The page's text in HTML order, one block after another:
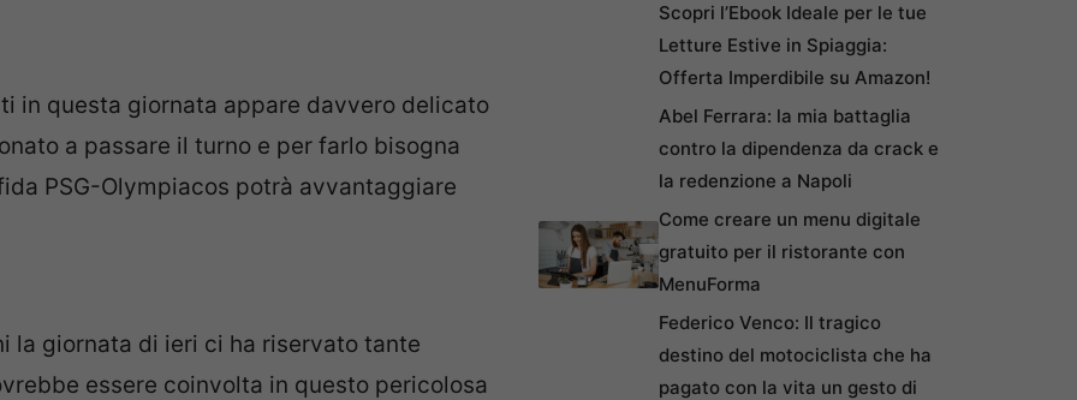
in questa giornata appare davvero delicato
a passare il turno e per farlo bisogna
PSG-Olympiacos potrà avvantaggiare
la giornata di ieri ci ha riservato tante
essere coinvolta in questo pericolosa
Scopri l’Ebook Ideale per le tue
Letture Estive in Spiaggia:
Offerta Imperdibile su Amazon!
Abel Ferrara: la mia battaglia
contro la dipendenza da crack e
la redenzione a Napoli
Come creare un menu digitale
gratuito per il ristorante con
MenuForma
Federico Venco: Il tragico
destino del motociclista che ha
pagato con la vita un gesto di